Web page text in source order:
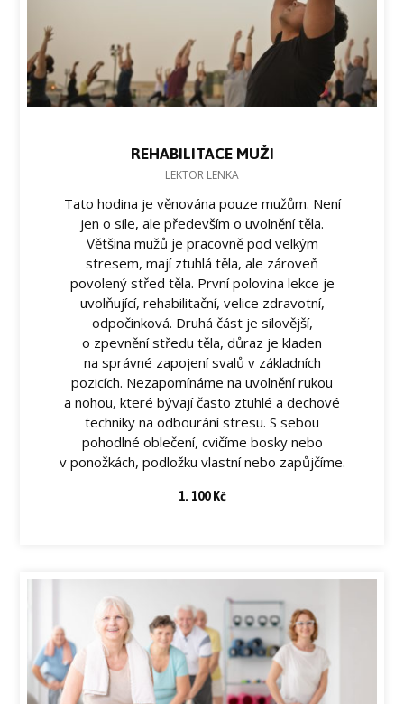
REHABILITACE MUŽI
LEKTOR LENKA
Tato hodina je věnována pouze mužům. Není
jen o síle, ale především o uvolnění těla.
Většina mužů je pracovně pod velkým
stresem, mají ztuhlá těla, ale zároveň
povolený střed těla. První polovina lekce je
uvolňující, rehabilitační, velice zdravotní,
odpočinková. Druhá část je silovější,
o zpevnění středu těla, důraz je kladen
na správné zapojení svalů v základních
pozicích. Nezapomínáme na uvolnění rukou
a nohou, které bývají často ztuhlé a dechové
techniky na odbourání stresu. S sebou
pohodlné oblečení, cvičíme bosky nebo
v ponožkách, podložku vlastní nebo zapůjčíme.
1. 100 Kč